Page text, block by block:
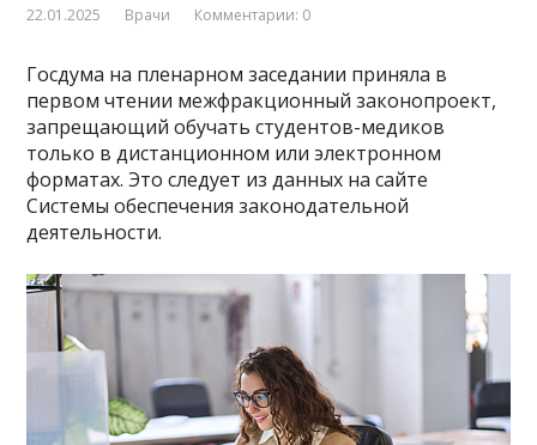
22.01.2025 Врачи Комментарии: 0
Госдума на пленарном заседании приняла в
первом чтении межфракционный законопроект,
запрещающий обучать студентов-медиков
только в дистанционном или электронном
форматах. Это следует из данных на сайте
Системы обеспечения законодательной
деятельности.